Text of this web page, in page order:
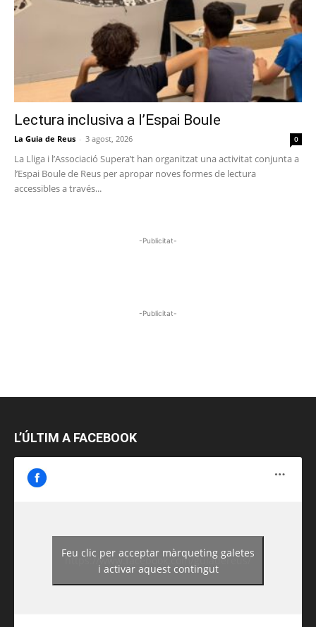
Lectura inclusiva a l’Espai Boule
La Guia de Reus - 3 agost, 2026 0
La Lliga i l’Associació Supera’t han organitzat una activitat conjunta a
l’Espai Boule de Reus per apropar noves formes de lectura
accessibles a través...
-Publicitat-
-Publicitat-
L’ÚLTIM A FACEBOOK
https://www.facebook.com/guiadereus/
Feu clic per acceptar màrqueting galetes
i activar aquest contingut